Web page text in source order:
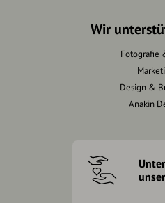
Wir
Fotografie
Design &
Anakin